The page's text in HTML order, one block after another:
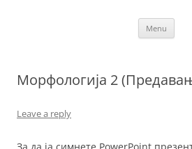
Menu
Морфологија 2
Leave a reply